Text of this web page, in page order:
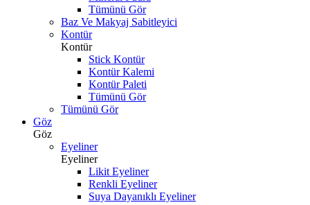
Tümünü Gör
Baz Ve Makyaj Sabitleyici
Kontür
Kontür
Stick Kontür
Kontür Kalemi
Kontür Paleti
Tümünü Gör
Tümünü Gör
Göz
Göz
Eyeliner
Eyeliner
Likit Eyeliner
Renkli Eyeliner
Suya Dayanıklı Eyeliner